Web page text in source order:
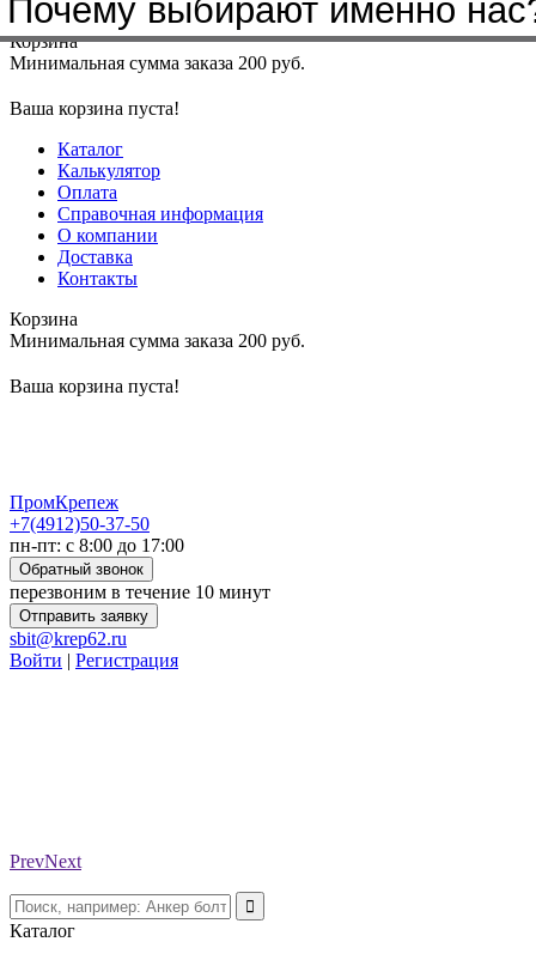
Меню+7(4912)50-37-50sbit@krep62.ru
Корзина
Минимальная сумма заказа 200 руб.
Ваша корзина пуста!
Каталог
Калькулятор
Оплата
Справочная информация
О компании
Доставка
Контакты
Корзина
Минимальная сумма заказа 200 руб.
Ваша корзина пуста!
ПромКрепеж
+7(4912)50-37-50
пн-пт: с 8:00 до 17:00
Обратный звонок
перезвоним в течение 10 минут
Отправить заявку
sbit@krep62.ru
Войти | Регистрация
PrevNext
Каталог
Почему выбирают именно